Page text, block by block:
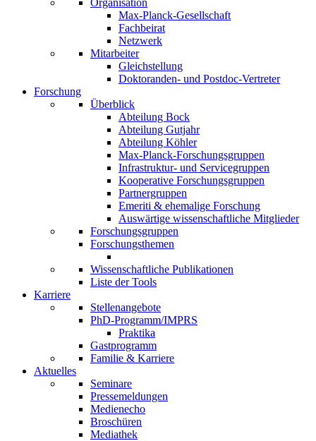
Organisation
Max-Planck-Gesellschaft
Fachbeirat
Netzwerk
Mitarbeiter
Gleichstellung
Doktoranden- und Postdoc-Vertreter
Forschung
Überblick
Abteilung Bock
Abteilung Gutjahr
Abteilung Köhler
Max-Planck-Forschungsgruppen
Infrastruktur- und Servicegruppen
Kooperative Forschungsgruppen
Partnergruppen
Emeriti & ehemalige Forschung
Auswärtige wissenschaftliche Mitglieder
Forschungsgruppen
Forschungsthemen
Wissenschaftliche Publikationen
Liste der Tools
Karriere
Stellenangebote
PhD-Programm/IMPRS
Praktika
Gastprogramm
Familie & Karriere
Aktuelles
Seminare
Pressemeldungen
Medienecho
Broschüren
Mediathek